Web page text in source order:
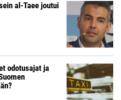
al-Taee joutui
odotusajat ja